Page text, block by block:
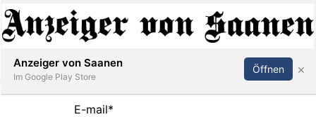
Abonnieren Anmelden
E-mail*
Anzeiger von Saanen
Im Google Play Store
Öffnen ×